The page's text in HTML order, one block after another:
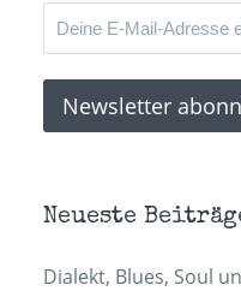
Neueste
Dialekt, Blues, Soul